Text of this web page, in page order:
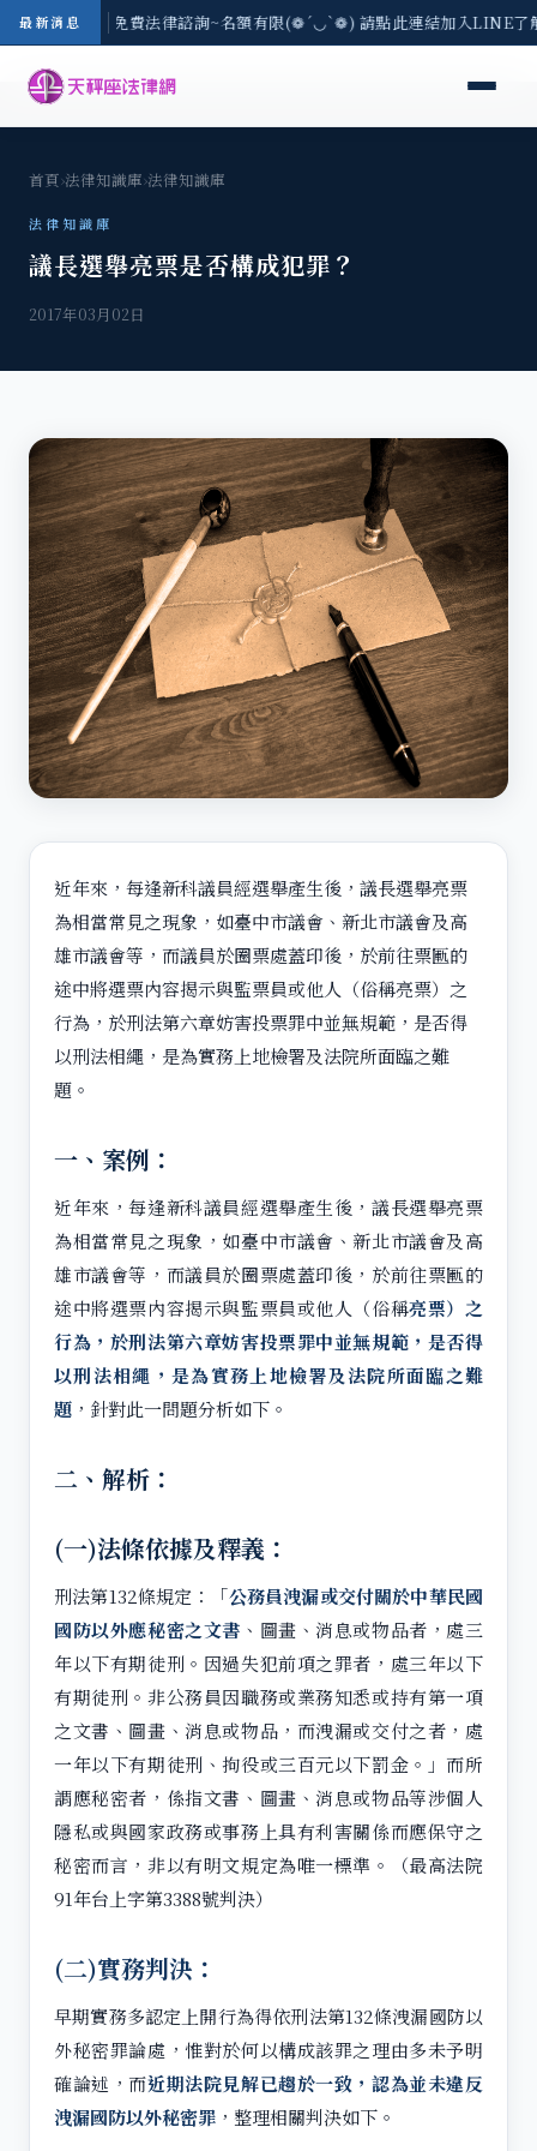
最新消息
-8/3(一) 現場免費法律諮詢~名額有限(❁´◡`❁) 請點此連結加入LINE
首頁›法律知識庫›法律知識庫
法律知識庫
議長選舉亮票是否構成犯罪？
2017年03月02日
近年來，每逢新科議員經選舉產生後，議長選舉亮票
為相當常見之現象，如臺中市議會、新北市議會及高
雄市議會等，而議員於圈票處蓋印後，於前往票匭的
途中將選票內容揭示與監票員或他人（俗稱亮票）之
行為，於刑法第六章妨害投票罪中並無規範，是否得
以刑法相繩，是為實務上地檢署及法院所面臨之難
題。
一、案例：
近年來，每逢新科議員經選舉產生後，議長選舉亮票
為相當常見之現象，如臺中市議會、新北市議會及高
雄市議會等，而議員於圈票處蓋印後，於前往票匭的
途中將選票內容揭示與監票員或他人（俗稱亮票）之
行為，於刑法第六章妨害投票罪中並無規範，是否得
以刑法相繩，是為實務上地檢署及法院所面臨之難
題 ，針對此一問題分析如下。
二、解析：
(一)法條依據及釋義：
刑法第132條規定：「公務員洩漏或交付關於中華民國
國防以外應秘密之文書 、圖畫、消息或物品者，處三
年以下有期徒刑。因過失犯前項之罪者，處三年以下
有期徒刑。非公務員因職務或業務知悉或持有第一項
之文書、圖畫、消息或物品，而洩漏或交付之者，處
一年以下有期徒刑、拘役或三百元以下罰金。」而所
謂應秘密者，係指文書、圖畫、消息或物品等涉個人
隱私或與國家政務或事務上具有利害關係而應保守之
秘密而言，非以有明文規定為唯一標準。（最高法院
91年台上字第3388號判決）
(二)實務判決：
早期實務多認定上開行為得依刑法第132條洩漏國防以
外秘密罪論處，惟對於何以構成該罪之理由多未予明
確論述，而近期法院見解已趨於一致，認為並未違反
洩漏國防以外秘密罪 ，整理相關判決如下。